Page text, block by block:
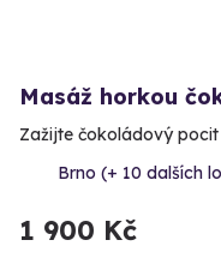
Masáž horkou
Zažijte čokoládový pocit
Brno (+ 10 dalších
1 900 Kč